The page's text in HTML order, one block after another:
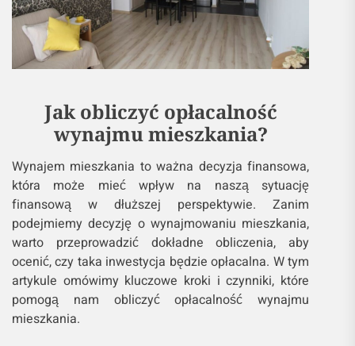
Jak obliczyć opłacalność
wynajmu mieszkania?
Wynajem mieszkania to ważna decyzja finansowa,
która może mieć wpływ na naszą sytuację
finansową w dłuższej perspektywie. Zanim
podejmiemy decyzję o wynajmowaniu mieszkania,
warto przeprowadzić dokładne obliczenia, aby
ocenić, czy taka inwestycja będzie opłacalna. W tym
artykule omówimy kluczowe kroki i czynniki, które
pomogą nam obliczyć opłacalność wynajmu
mieszkania.